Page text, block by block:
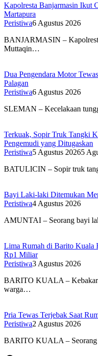
Kapolresta Banjarmasin Ikut
Martapura
Peristiwa6 Agustus 2026
BANJARMASIN –
Muttaqin…
Dua Pengendara Motor
Palagan
Peristiwa6 Agustus 2026
SLEMAN – Kecelakaan
Terkuak, Sopir Truk Tangki
Pengemudi yang Ditugaskan
Peristiwa5 Agustus 20265
BATULICIN – Sopir truk
Bayi Laki-laki Ditemukan
Peristiwa4 Agustus 2026
AMUNTAI – Seorang bayi
Lima Rumah di Barito Kuala
Rp1 Miliar
Peristiwa3 Agustus 2026
BARITO KUALA –
warga…
Pria Tewas Terjebak Saat
Peristiwa2 Agustus 2026
BARITO KUALA – Seorang